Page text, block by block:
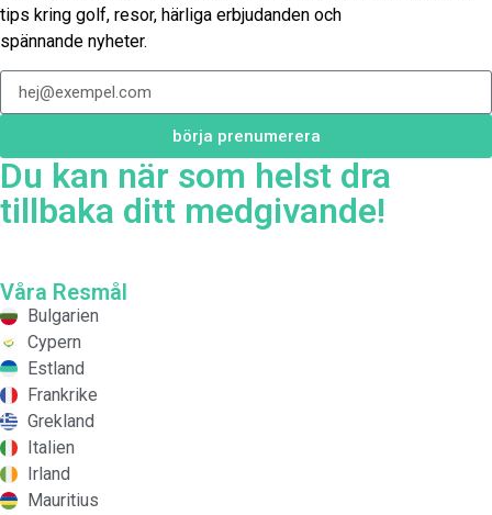
tips kring golf, resor, härliga erbjudanden och
spännande nyheter.
börja prenumerera
Du kan när som helst dra
tillbaka ditt medgivande!
Våra Resmål
Bulgarien
Cypern
Estland
Frankrike
Grekland
Italien
Irland
Mauritius